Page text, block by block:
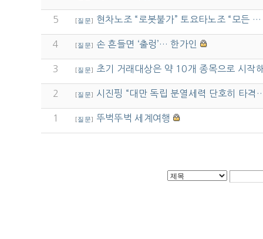
5 [질문] 현차노조 “로봇불가” 토요타노조 “모든 …
4 [질문] 손 흔들면 ‘출렁’… 한가인
3 [질문] 초기 거래대상은 약 10개 종목으로 시작
2 [질문] 시진핑 “대만 독립 분열세력 단호히 타
1 [질문] 뚜벅뚜벅 세계여행